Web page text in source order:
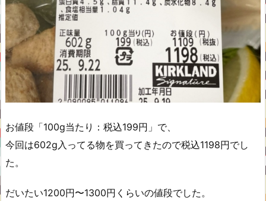
お値段「100g当たり：税込199円」で、
今回は602g入ってる物を買ってきたので税込1198円でし
た。
だいたい1200円〜1300円くらいの値段でした。